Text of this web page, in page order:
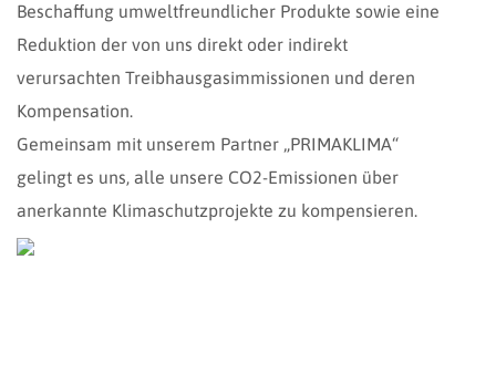
Beschaffung umweltfreundlicher Produkte sowie eine
Reduktion der von uns direkt oder indirekt
verursachten Treibhausgasimmissionen und deren
Kompensation.
Gemeinsam mit unserem Partner „PRIMAKLIMA“
gelingt es uns, alle unsere CO2-Emissionen über
anerkannte Klimaschutzprojekte zu kompensieren.